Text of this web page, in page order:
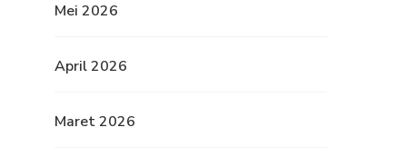
Mei 2026
April 2026
Maret 2026